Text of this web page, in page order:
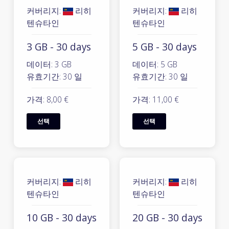
커버리지:
리히
텐슈타인
3 GB - 30 days
데이터: 3 GB
유효기간: 30 일
가격: 8,00 €
선택
커버리지:
리히
텐슈타인
5 GB - 30 days
데이터: 5 GB
유효기간: 30 일
가격: 11,00 €
선택
커버리지:
리히
텐슈타인
10 GB - 30 days
커버리지:
리히
텐슈타인
20 GB - 30 days